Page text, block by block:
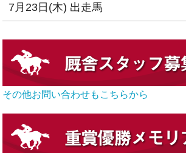
7月23日(木) 出走馬
その他お問い合わせもこちらから